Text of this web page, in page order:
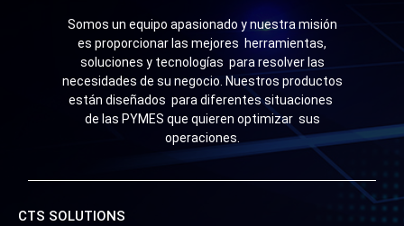
Somos un equipo apasionado y nuestra misión
es proporcionar las mejores herramientas,
soluciones y tecnologías para resolver las
necesidades de su negocio. Nuestros productos
están diseñados para diferentes situaciones
de las PYMES que quieren optimizar sus
operaciones.
CTS SOLUTIONS